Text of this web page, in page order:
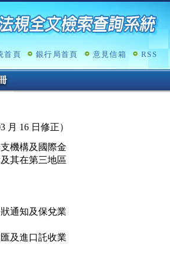
首頁 銀行局首頁 意見信箱 RSS
月 16 日修正）
機構及國際金
其在第三地區
通知及保兌業
及進口託收業